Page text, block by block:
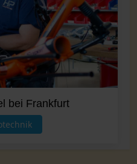
bei Frankfurt